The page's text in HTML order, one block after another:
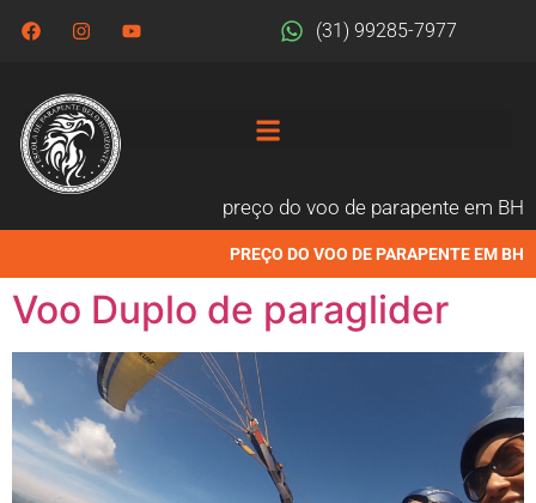
(31) 99285-7977
preço do voo de parapente em BH
PREÇO DO VOO DE PARAPENTE EM BH
Voo Duplo de paraglider